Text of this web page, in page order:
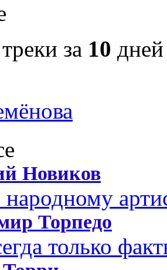
за 10
Новиков
народному
Торпедо
только